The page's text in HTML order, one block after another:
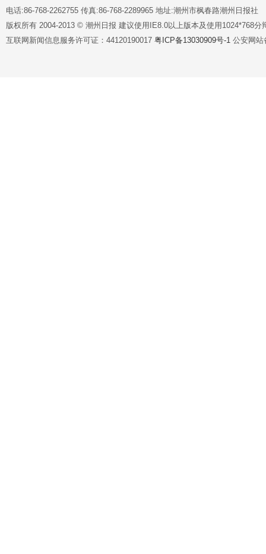
电话:86-768-2262755 传真:86-768-2289965 地址:潮州市枫春路潮州日报社
版权所有 2004-2013 © 潮州日报 建议使用IE8.0以上版本及使用1024*768分
互联网新闻信息服务许可证：44120190017 粤ICP备13030909号-1 公安网站